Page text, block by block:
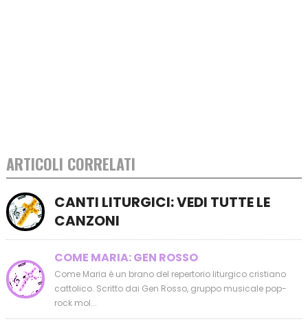
ARTICOLI CORRELATI
CANTI LITURGICI: VEDI TUTTE LE
CANZONI
COME MARIA: GEN ROSSO
Come Maria è un brano del repertorio liturgico cristiano
cattolico. Scritto dai Gen Rosso, gruppo musicale pop-
rock mol...